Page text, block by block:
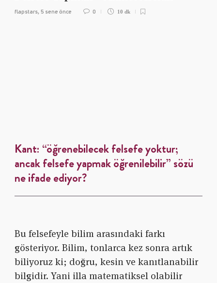
flapstars, 5 sene önce 0 10 dk
Kant: “öğrenebilecek felsefe yoktur;
ancak felsefe yapmak öğrenilebilir” sözü
ne ifade ediyor?
Bu felsefeyle bilim arasındaki farkı
gösteriyor. Bilim, tonlarca kez sonra artık
biliyoruz ki; doğru, kesin ve kanıtlanabilir
bilgidir. Yani illa matematiksel olabilir